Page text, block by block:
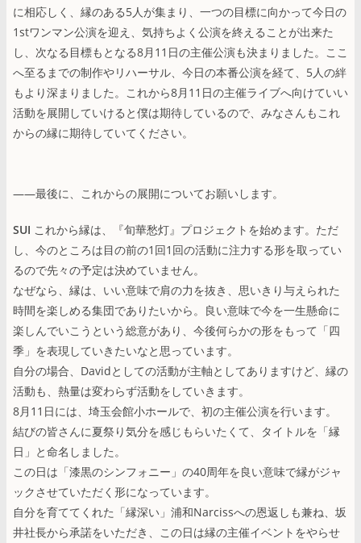
に相応しく、縁のある5人が集まり、一つの目標に向かって今日の
1stワンマン公演を迎え、気持ちよく公演を終えることが出来た
し、次なる目標もとなる8月11日の主催公演も決まりました。ここ
へ至るまでの制作やリハーサル、今日の本番公演を経て、5人の絆
もより深まりました。これから8月11日の主催ライブへ向けていい
活動を展開していけると僕は期待しているので、みなさんもこれ
からの縁に期待していてください。
――最後に、これからの展開についてお願いします。
SUI これから縁は、『旬華愁灯』プロジェクトを始めます。ただ
し、今のところは目の前の1回1回の活動に注力する形を取ってい
るので先々の予定は決めていません。
なぜなら、縁は、いい意味で肩の力を抜き、思いきり与えられた
時間を楽しめる集団でありたいから。良い意味で今を一生懸命に
楽しんでいこうという総意があり、今後何らかの形をもって「四
季」を表現していきたいなと思っています。
自分の場合、Davidとしての活動が主軸としてありますけど、縁の
活動も、熱量は変わらず活動をしていきます。
8月11日には、埼玉会館小ホールで、初の主催公演を行います。
結びの皆さんに夏祭り気分を感じもらいたくて、タイトルを「縁
日」と命名しました。
この日は「漆黒のシンフォニー」の40周年を良い意味で縁がジャ
ックさせていただく形になっています。
自分を育ててくれた「縁深い」浦和Narcissへの恩返しも兼ね、坂
井社長から承諾をいただき、この日は縁の主催イベントをやらせ